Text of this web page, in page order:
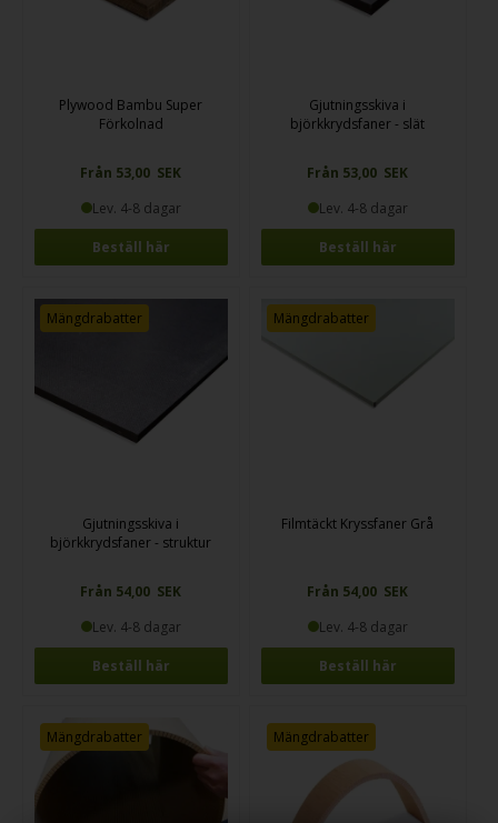
Plywood Bambu Super
Förkolnad
Från 53,00 SEK
Lev. 4-8 dagar
Beställ här
Gjutningsskiva i
björkkrydsfaner - slät
Från 53,00 SEK
Lev. 4-8 dagar
Beställ här
Mängdrabatter
Gjutningsskiva i
björkkrydsfaner - struktur
Från 54,00 SEK
Lev. 4-8 dagar
Beställ här
Mängdrabatter
Filmtäckt Kryssfaner Grå
Från 54,00 SEK
Lev. 4-8 dagar
Beställ här
Mängdrabatter Mängdrabatter